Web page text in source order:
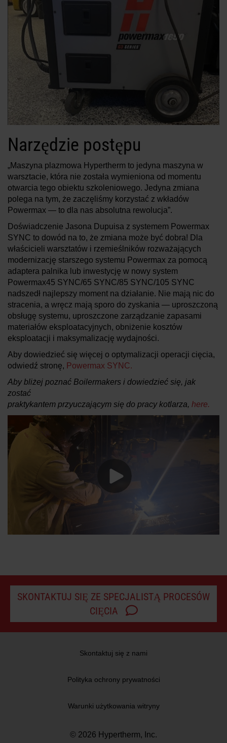
Narzędzie postępu
„Maszyna plazmowa Hypertherm to jedyna maszyna w
warsztacie, która nie została wymieniona od momentu
otwarcia tego obiektu szkoleniowego. Jedyna zmiana
polega na tym, że zaczęliśmy korzystać z wkładów
Powermax — to dla nas absolutna rewolucja”.
Doświadczenie Jasona Dupuisa z systemem Powermax
SYNC to dowód na to, że zmiana może być dobra! Dla
właścicieli warsztatów i rzemieślników rozważających
modernizację starszego systemu Powermax za pomocą
adaptera palnika lub inwestycję w nowy system
Powermax45 SYNC/65 SYNC/85 SYNC/105 SYNC
nadszedł najlepszy moment na działanie. Nie mają nic do
stracenia, a wręcz mają sporo do zyskania — uproszczoną
obsługę systemu, uproszczone zarządzanie zapasami
materiałów eksploatacyjnych, obniżenie kosztów
eksploatacji i maksymalizację wydajności.
Aby dowiedzieć się więcej o optymalizacji operacji cięcia,
odwiedź stronę, Powermax SYNC.
Aby bliżej poznać Boilermakers i dowiedzieć się, jak
zostać
praktykantem przyuczającym się do pracy kotlarza, here.
SKONTAKTUJ SIĘ ZE SPECJALISTĄ PROCESÓW
CIĘCIA
Skontaktuj się z nami
Polityka ochrony prywatności
Warunki użytkowania witryny
© 2026 Hypertherm, Inc.